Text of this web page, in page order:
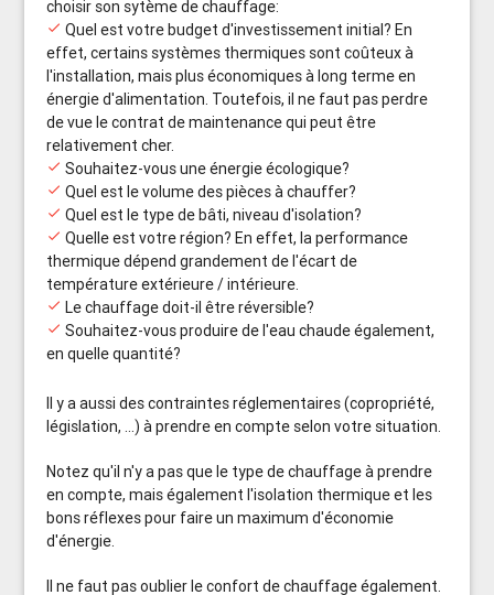
choisir son sytème de chauffage:
done Quel est votre budget d'investissement initial? En
effet, certains systèmes thermiques sont coûteux à
l'installation, mais plus économiques à long terme en
énergie d'alimentation. Toutefois, il ne faut pas perdre
de vue le contrat de maintenance qui peut être
relativement cher.
done Souhaitez-vous une énergie écologique?
done Quel est le volume des pièces à chauffer?
done Quel est le type de bâti, niveau d'isolation?
done Quelle est votre région? En effet, la performance
thermique dépend grandement de l'écart de
température extérieure / intérieure.
done Le chauffage doit-il être réversible?
done Souhaitez-vous produire de l'eau chaude également,
en quelle quantité?
Il y a aussi des contraintes réglementaires (copropriété,
législation, ...) à prendre en compte selon votre situation.
Notez qu'il n'y a pas que le type de chauffage à prendre
en compte, mais également l'isolation thermique et les
bons réflexes pour faire un maximum d'économie
d'énergie.
Il ne faut pas oublier le confort de chauffage également.